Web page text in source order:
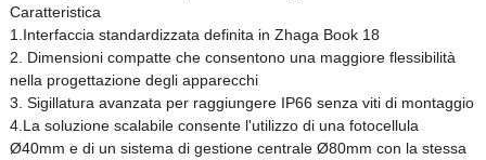
Caratteristica
1.Interfaccia standardizzata definita in Zhaga Book 18
2. Dimensioni compatte che consentono una maggiore flessibilità
nella progettazione degli apparecchi
3. Sigillatura avanzata per raggiungere IP66 senza viti di montaggio
4.La soluzione scalabile consente l'utilizzo di una fotocellula
Ø40mm e di un sistema di gestione centrale Ø80mm con la stessa